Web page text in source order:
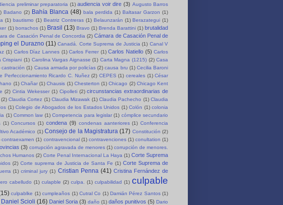
preliminar preparatoria (1) audiencia voir dire (3) Augusto Barros
Badano (2) Bahía Blanca (48) bala perdida (1) Baltasar Garzon (1)
(1) bautismo (1) Beatriz Contreras (1) Belaunzarán (1) Berazategui (1)
(1) borrachos (1) Brasil (13) Bravo (1) Brenda Barattini (1) brutalidad
de Casación Penal de Concordia (2) Cámara de Casación Penal de
el Durazno (11) Canadá. Corte Suprema de Justicia (1) Canal V
(1) Carlos Díaz Lannes (1) Carlos Ferrer (1) Carlos Natiello (5) Carlos
Crispiani (1) Carolina Vargas Aignasse (1) Carta Magna (1215) (2) Casa
castración (1) Causa armada por policías (2) causa bru (1) Cecilia Baroni
Perfeccionamiento Ricardo C. Nuñez (2) CEPES (1) cereales (1) César
(1) Chañar (1) Chausis (1) Chesterton (1) Chicago (2) Chicago Kent
(2) Cintia Wekesser (1) Cipolleti (2) circunstancias extraordinarias de
(2) Claudia Cortez (1) Claudia Mizawak (1) Claudia Pachecho (1) Claudia
(1) Colegio de Abogados de los Estados Unidos (1) Colón (1) colonia
(1) Common law (1) Competencia para legislar (1) cómplice secundario
(1) Concursos (1) condena (9) condenas aanteriores (1) Conferencia
Académico (1) Consejo de la Magistratura (17) Constitución (2)
contraexamen (1) contravencional (1) contravenciones (1) conultation (1)
(3) corrupción agravada de menores (1) corrupción de menores.
Humanos (2) Corte Penal Internacional La Haya (1) Corte Suprema
(2) Corte suprema de Justicia de Santa Fe (1) Corte Suprema de
(1) criminal jury (1) Cristian Penna (41) Cristina Fernández de
cabelludo (1) culapble (2) culpa. (1) culpabilidad (1) culpable
culpablke (1) cumpleaños (1) Cutral Co (1) Damián Pérez Santos (1)
Daniel Scioli (16) Daniel Soria (3) daño (1) daños punitivos (5) Dario